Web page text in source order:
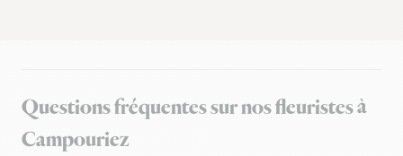
Questions fréquentes sur nos fleuristes à
Campouriez